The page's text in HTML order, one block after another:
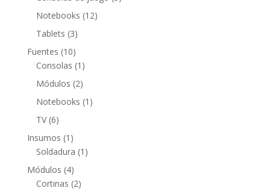
Notebooks 1212
Tablets 33
productos
Fuentes 1010
productos
Consolas 1 1
producto
Módulos 22
productos
Notebooks 1 1
TV 66
productos
Insumos 1 1
producto
Soldadura 1 1
Módulos 44
productos
Cortinas 22